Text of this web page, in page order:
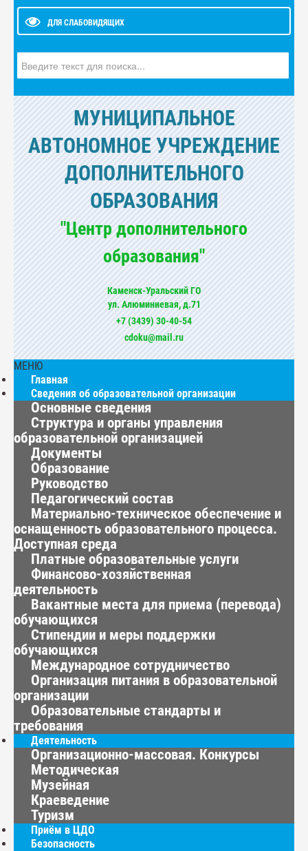
ДЛЯ СЛАБОВИДЯЩИХ
МУНИЦИПАЛЬНОЕ
АВТОНОМНОЕ УЧРЕЖДЕНИЕ
ДОПОЛНИТЕЛЬНОГО
ОБРАЗОВАНИЯ
"Центр дополнительного
образования"
Каменск-Уральский ГО
ул. Алюминиевая, д.71
+7 (3439) 30-40-54
cdoku@mail.ru
МЕНЮ
Главная
Сведения об образовательной организации
Основные сведения
Структура и органы управления
образовательной организацией
Документы
Образование
Руководство
Педагогический состав
Материально-техническое обеспечение и
оснащенность образовательного процесса.
Доступная среда
Платные образовательные услуги
Финансово-хозяйственная
деятельность
Вакантные места для приема (перевода)
обучающихся
Стипендии и меры поддержки
обучающихся
Международное сотрудничество
Организация питания в образовательной
организации
Образовательные стандарты и
требования
Деятельность
Организационно-массовая. Конкурсы
Методическая
Музейная
Краеведение
Туризм
Приём в ЦДО
Безопасность